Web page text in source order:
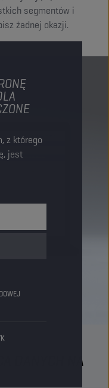
z którego
jest
segmentów i
żadnej okazji.
DANYCH NA